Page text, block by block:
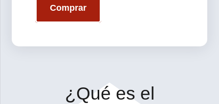
Comprar
¿Qué es el